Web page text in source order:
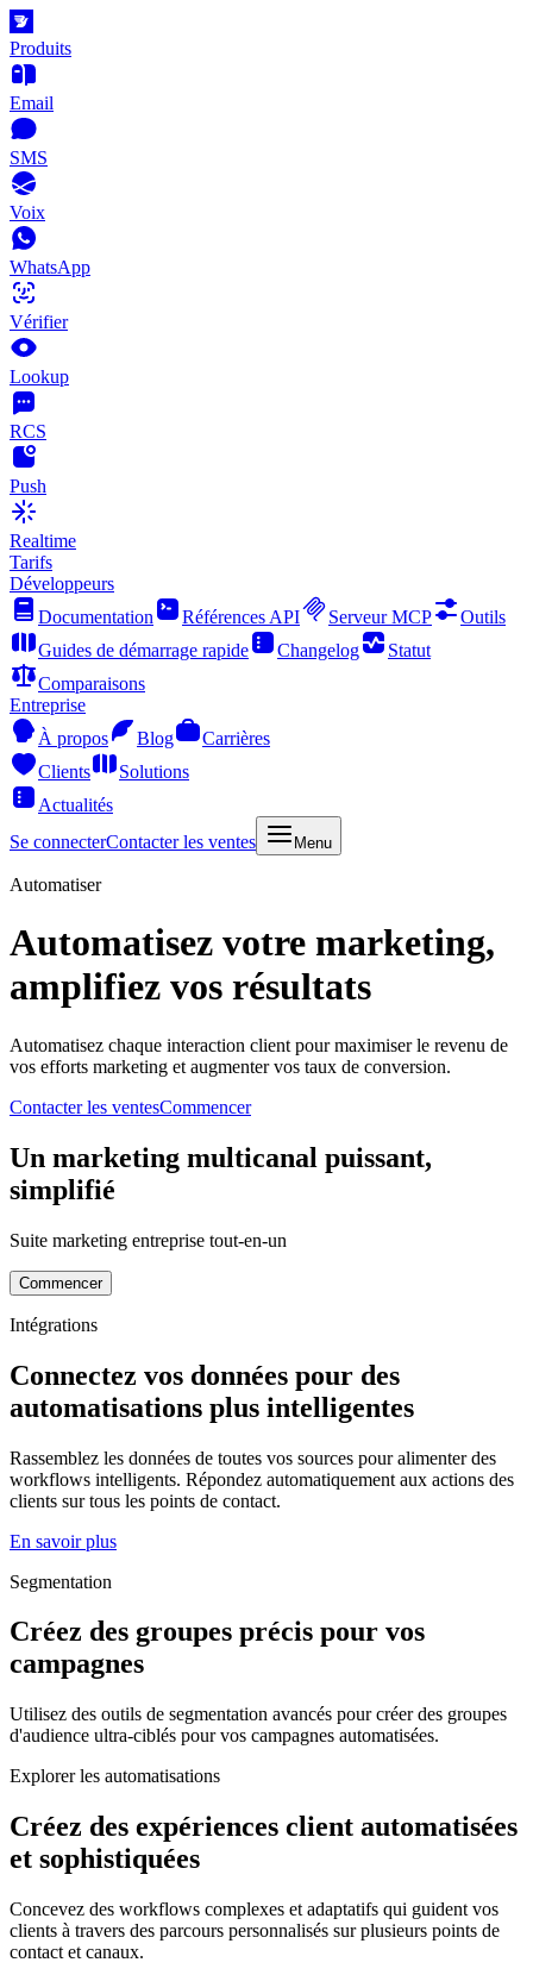
Produits
Email
SMS
Voix
WhatsApp
Vérifier
Lookup
RCS
Push
Realtime
Tarifs
Développeurs
Documentation
Références API Serveur MCP
Outils
Guides de démarrage rapide
Changelog
Statut
Comparaisons
Entreprise
À propos
Blog
Carrières
Clients
Solutions
Actualités
Se connecterContacter les ventes Menu
Automatiser
Automatisez votre marketing,
amplifiez vos résultats
Automatisez chaque interaction client pour maximiser le revenu de
vos efforts marketing et augmenter vos taux de conversion.
Contacter les ventesCommencer
Un marketing multicanal puissant,
simplifié
Suite marketing entreprise tout-en-un
Commencer
Intégrations
Connectez vos données pour des
automatisations plus intelligentes
Rassemblez les données de toutes vos sources pour alimenter des
workflows intelligents. Répondez automatiquement aux actions des
clients sur tous les points de contact.
En savoir plus
Segmentation
Créez des groupes précis pour vos
campagnes
Utilisez des outils de segmentation avancés pour créer des groupes
d'audience ultra-ciblés pour vos campagnes automatisées.
Explorer les automatisations
Créez des expériences client automatisées
et sophistiquées
Concevez des workflows complexes et adaptatifs qui guident vos
clients à travers des parcours personnalisés sur plusieurs points de
contact et canaux.